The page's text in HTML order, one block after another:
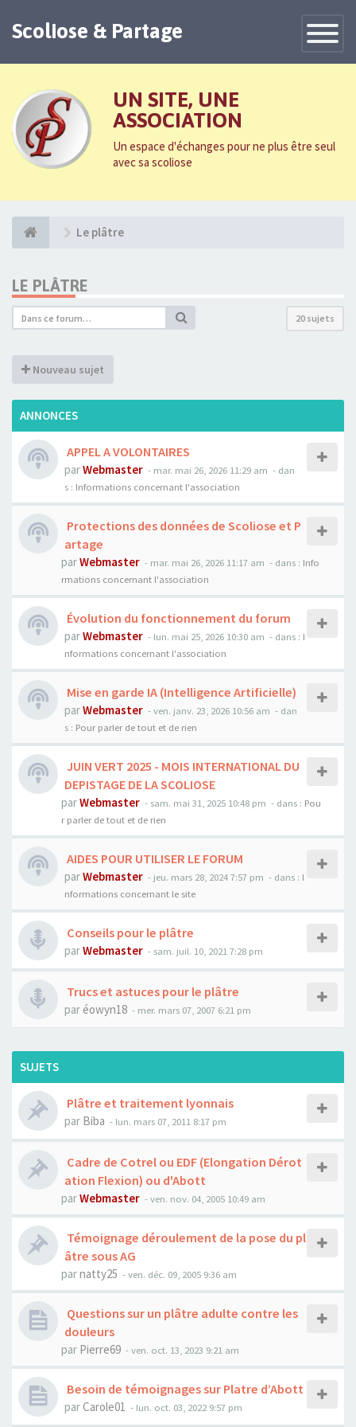
Toggle
Scoliose & Partage
UN SITE, UNE
ASSOCIATION
Un espace d'échanges pour ne plus être seul
avec sa scoliose
Le plâtre
LE PLÂTRE
20 sujets
Nouveau sujet
ANNONCES
APPEL A VOLONTAIRES
parWebmaster - mar. mai 26, 2026 11:29 am - dan
s : Informations concernant l'association
Protections des données de Scoliose et P
artage
parWebmaster - mar. mai 26, 2026 11:17 am - dans : Info
rmations concernant l'association
Évolution du fonctionnement du forum
parWebmaster - lun. mai 25, 2026 10:30 am - dans : I
nformations concernant l'association
Mise en garde IA (Intelligence Artificielle)
parWebmaster - ven. janv. 23, 2026 10:56 am - dan
s : Pour parler de tout et de rien
JUIN VERT 2025 - MOIS INTERNATIONAL DU
DEPISTAGE DE LA SCOLIOSE
parWebmaster - sam. mai 31, 2025 10:48 pm - dans : Pou
r parler de tout et de rien
AIDES POUR UTILISER LE FORUM
parWebmaster - jeu. mars 28, 2024 7:57 pm - dans : I
nformations concernant le site
Conseils pour le plâtre
parWebmaster - sam. juil. 10, 2021 7:28 pm
Trucs et astuces pour le plâtre
par éowyn18 - mer. mars 07, 2007 6:21 pm
SUJETS
Plâtre et traitement lyonnais
par Biba - lun. mars 07, 2011 8:17 pm
Cadre de Cotrel ou EDF (Elongation Dérot
ation Flexion) ou d'Abott
parWebmaster - ven. nov. 04, 2005 10:49 am
Témoignage déroulement de la pose du pl
âtre sous AG
parnatty25 - ven. déc. 09, 2005 9:36 am
Questions sur un plâtre adulte contre les
douleurs
par Pierre69 - ven. oct. 13, 2023 9:21 am
Besoin de témoignages sur Platre d’Abott
parCarole01 - lun. oct. 03, 2022 9:57 pm